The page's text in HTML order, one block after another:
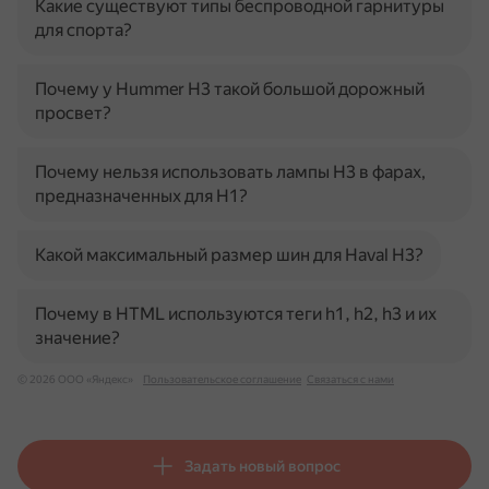
Какие существуют типы беспроводной гарнитуры
для спорта?
Почему у Hummer H3 такой большой дорожный
просвет?
Почему нельзя использовать лампы H3 в фарах,
предназначенных для H1?
Какой максимальный размер шин для Haval H3?
Почему в HTML используются теги h1, h2, h3 и их
значение?
© 2026 ООО «Яндекс» Пользовательское соглашение Связаться с нами
Задать новый вопрос